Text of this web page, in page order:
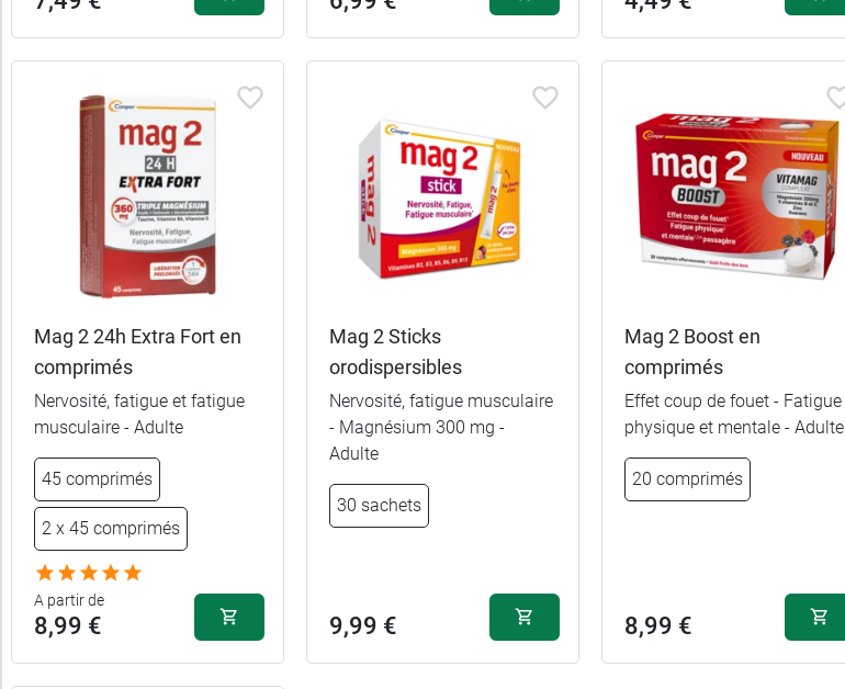
France
Caractéristiques
enceinte
Forme
Indication
Parfum
Pour
120 comprimés 14,49 €
40 comprimés
Mag 2 24h Extra Fort en
comprimés
Nervosité, fatigue et fatigue
musculaire - Adulte
45 comprimés
2 x 45 comprimés
A partir de
8,99 €
Mag 2 Sticks
orodispersibles
Nervosité, fatigue musculaire
- Magnésium 300 mg -
Adulte
30 sachets
9,99 €
Mag 2 Boost en
comprimés
Effet coup de fouet - Fatigue
physique et mentale - Adulte
20 comprimés
8,99 €